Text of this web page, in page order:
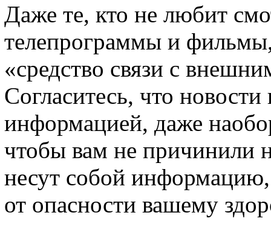
Даже те, кто не любит
телепрограммы и
«средство связи с
Согласитесь, что
информацией, даже
чтобы вам не причинили
несут собой
от опасности вашему